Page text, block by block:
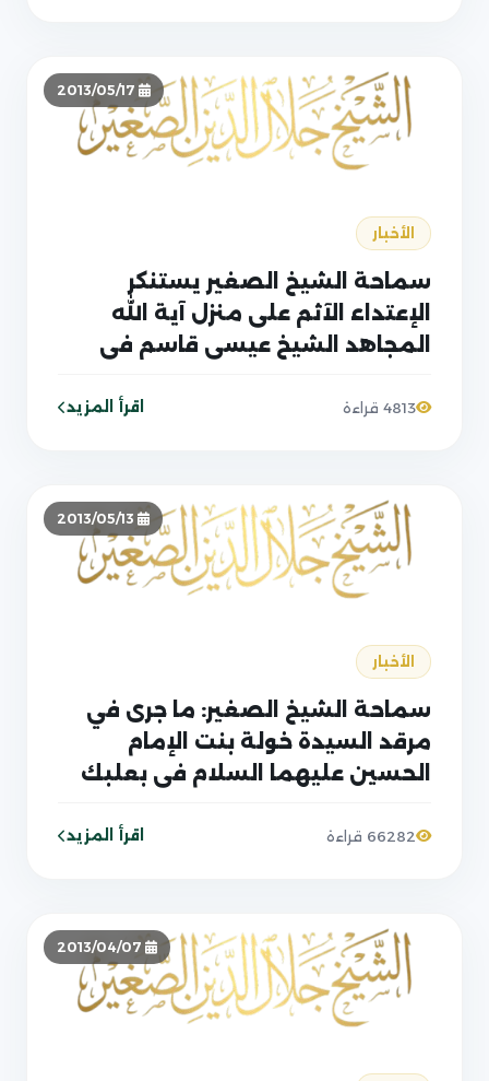
الأخبار
سماحة الشيخ الصغير يستنكر
الإعتداء الآثم على منزل آية الله
المجاهد الشيخ عيسى قاسم في
البحرينية
4813 قراءة اقرأ المزيد
الأخبار
سماحة الشيخ الصغير: ما جرى في
مرقد السيدة خولة بنت الإمام
الحسين عليهما السلام في بعلبك
متعمد من قبل خط شكك بكل
66282 قراءة اقرأ المزيد